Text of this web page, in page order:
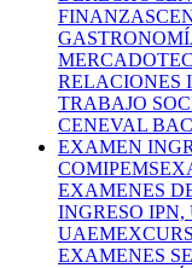
FINANZAS
RELACIONES
TRABAJO
CENEVAL
EXAMEN
COMIPEMS
EXAMENES
INGRESO
UAEMEX
EXAMENES